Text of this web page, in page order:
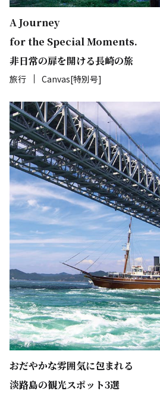
A Journey
for the Special Moments.
非日常の扉を開ける長崎の旅
旅行 Canvas[特別号]
おだやかな雰囲気に包まれる
淡路島の観光スポット3選